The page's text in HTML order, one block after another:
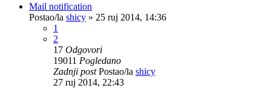
Mail notification
Postao/la shicy » 25 ruj 2014, 14:36
1
2
17 Odgovori
19011 Pogledano
Zadnji postPostao/la shicy
27 ruj 2014, 22:43